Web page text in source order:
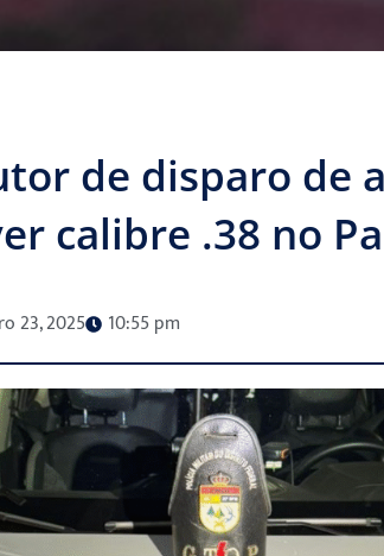
de disparo de
calibre .38 no
23, 2025 10:55 pm